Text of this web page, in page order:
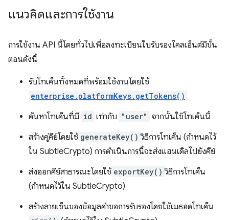
แนวคิดและการใช้งาน
การใช้งาน API นี้โดยทั่วไปเพื่อลงทะเบียนใบรับรองไคลเอ็นต์มีขั้น
ตอนดังนี้
รับโทเค็นทั้งหมดที่พร้อมใช้งานโดยใช้
enterprise.platformKeys.getTokens()
ค้นหาโทเค็นที่มี id เท่ากับ "user" จากนั้นใช้โทเค็นนี้
สร้างคู่คีย์โดยใช้ generateKey() วิธีการโทเค็น (กำหนดไว้
ใน SubtleCrypto) การดำเนินการนี้จะส่งแฮนเดิลไปยังคีย์
ส่งออกคีย์สาธารณะโดยใช้ exportKey() วิธีการโทเค็น
(กำหนดไว้ใน SubtleCrypto)
สร้างลายเซ็นของข้อมูลคำขอการรับรองโดยใช้เมธอดโทเค็น